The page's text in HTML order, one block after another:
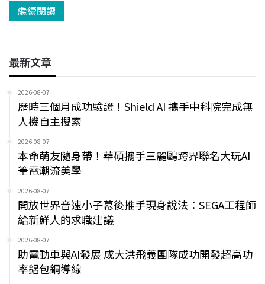
繼續閱讀
最新文章
2026-08-07
歷時三個月成功驗證！Shield AI 攜手中科院完成無
人機自主搜索
2026-08-07
本命萌友隨身帶！華碩攜手三麗鷗跨界聯名大玩AI
筆電潮流美學
2026-08-07
開放世界音速小子幕後推手現身說法：SEGA工程師
給新鮮人的求職建議
2026-08-07
助電動車與AI發展 成大洪飛義團隊成功開發超高功
率鋁包銅導線